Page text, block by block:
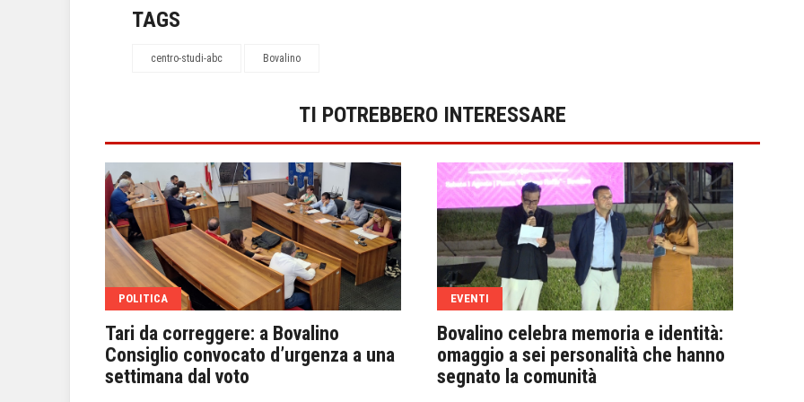
TAGS
centro-studi-abc Bovalino
TI POTREBBERO INTERESSARE
POLITICA
Tari da correggere: a Bovalino
Consiglio convocato d’urgenza a una
settimana dal voto
EVENTI
Bovalino celebra memoria e identità:
omaggio a sei personalità che hanno
segnato la comunità